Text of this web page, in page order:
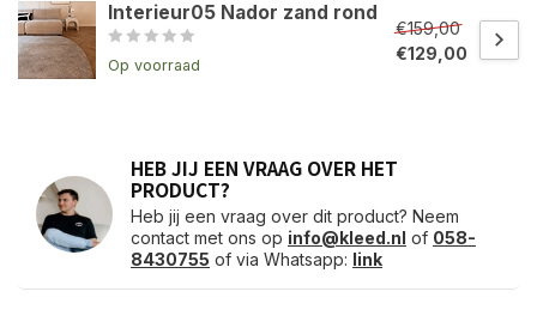
Interieur05 Nador zand rond
Op voorraad
€159,00
€129,00
HEB JIJ EEN VRAAG OVER HET
PRODUCT?
Heb jij een vraag over dit product? Neem
contact met ons op info@kleed.nl of 058-
8430755 of via Whatsapp: link